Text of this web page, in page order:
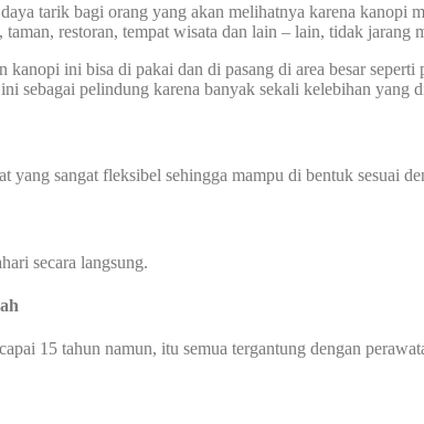
tarik bagi orang yang akan melihatnya karena kanopi
restoran, tempat wisata dan lain – lain, tidak jarang
ini bisa di pakai dan di pasang di area besar
sebagai pelindung karena banyak sekali kelebihan yang
sangat fleksibel sehingga mampu di bentuk sesuai
secara langsung.
15 tahun namun, itu semua tergantung dengan